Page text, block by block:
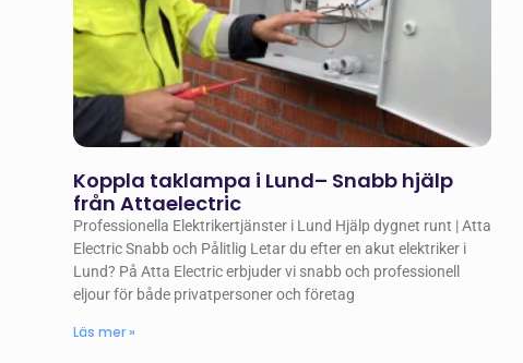
Koppla taklampa i Lund– Snabb hjälp
från Attaelectric
Professionella Elektrikertjänster i Lund Hjälp dygnet runt | Atta
Electric Snabb och Pålitlig Letar du efter en akut elektriker i
Lund? På Atta Electric erbjuder vi snabb och professionell
eljour för både privatpersoner och företag
Läs mer »